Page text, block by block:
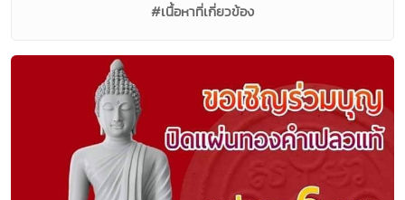
#เนื้อหาที่เกี่ยวข้อง